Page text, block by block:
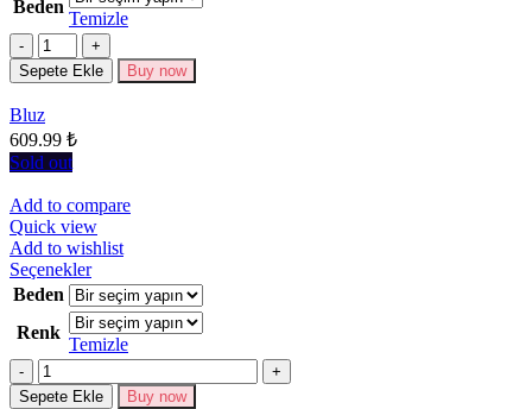
birden
fazla
varyasyonu
var.
Beden
Temizle
Miktar
Sepete Ekle Buy now
Bluz
609.99 ₺
Sold out
Add to compare
Quick view
Add to wishlist
SeçeneklerBu
ürünün
birden
fazla
varyasyonu
Seçenekler
Beden
Renk
Temizle
Miktar
Sepete Ekle Buy now